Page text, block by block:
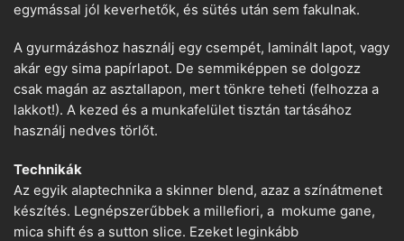
egymással jól keverhetők, és sütés után sem fakulnak.
A gyurmázáshoz használj egy csempét, laminált lapot, vagy
akár egy sima papírlapot. De semmiképpen se dolgozz
csak magán az asztallapon, mert tönkre teheti (felhozza a
lakkot!). A kezed és a munkafelület tisztán tartásához
használj nedves törlőt.
Technikák
Az egyik alaptechnika a skinner blend, azaz a színátmenet
készítés. Legnépszerűbbek a millefiori, a mokume gane,
mica shift és a sutton slice. Ezeket leginkább